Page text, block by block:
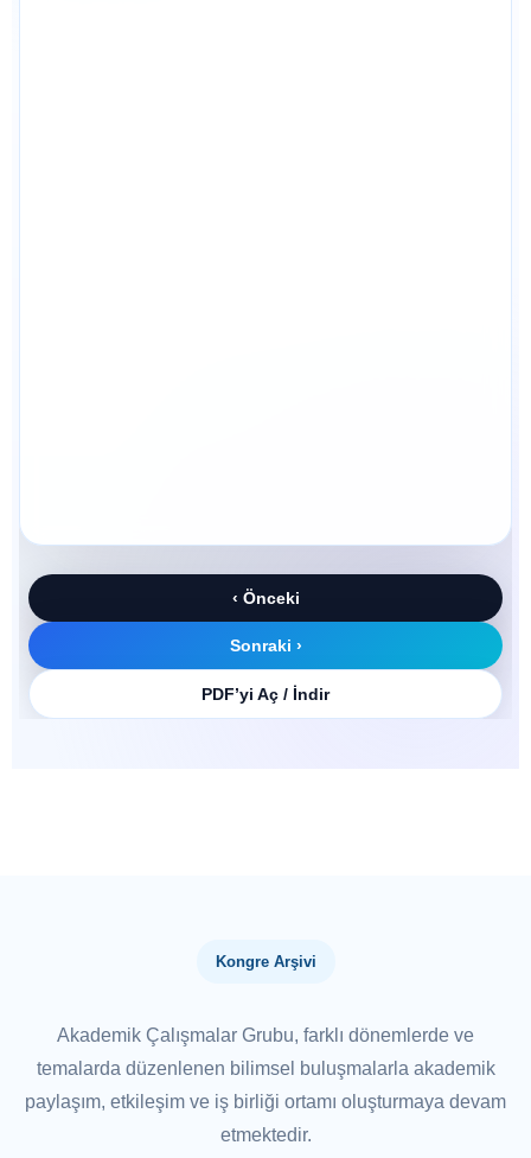
‹ Önceki
Sonraki ›
PDF’yi Aç / İndir
Kongre Arşivi
Akademik Çalışmalar Grubu, farklı dönemlerde ve
temalarda düzenlenen bilimsel buluşmalarla akademik
paylaşım, etkileşim ve iş birliği ortamı oluşturmaya devam
etmektedir.